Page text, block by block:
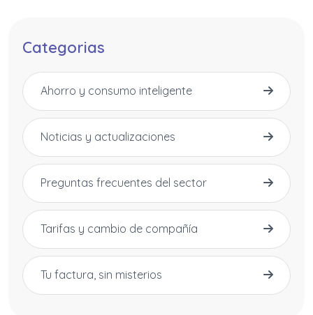
Categorias
Ahorro y consumo inteligente
Noticias y actualizaciones
Preguntas frecuentes del sector
Tarifas y cambio de compañía
Tu factura, sin misterios